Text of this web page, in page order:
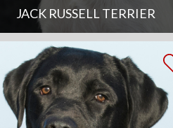
JACK RUSSELL TERRIER